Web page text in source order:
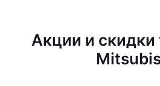
Акции и скидки